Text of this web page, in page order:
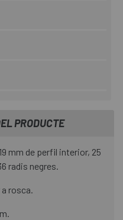
PRODUCTE
mm de perfil interior, 25
radis negres.
rosca.